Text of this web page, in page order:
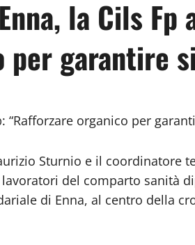
la Cils Fp
garantire
“Rafforzare organico per
Sturnio e il coordinatore
del comparto sanità
di Enna, al centro della